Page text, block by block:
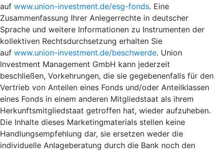
auf www.union-investment.de/esg-fonds. Eine
Zusammenfassung Ihrer Anlegerrechte in deutscher
Sprache und weitere Informationen zu Instrumenten der
kollektiven Rechtsdurchsetzung erhalten Sie
auf www.union-investment.de/beschwerde. Union
Investment Management GmbH kann jederzeit
beschließen, Vorkehrungen, die sie gegebenenfalls für den
Vertrieb von Anteilen eines Fonds und/oder Anteilklassen
eines Fonds in einem anderen Mitgliedstaat als ihrem
Herkunftsmitgliedstaat getroffen hat, wieder aufzuheben.
Die Inhalte dieses Marketingmaterials stellen keine
Handlungsempfehlung dar, sie ersetzen weder die
individuelle Anlageberatung durch die Bank noch den